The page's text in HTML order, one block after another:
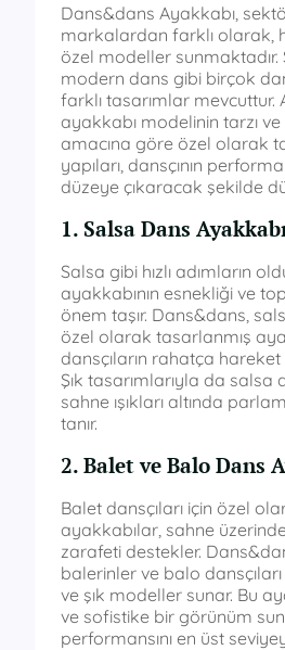
Dans&dans Ayakkabı,
markalardan farklı olarak,
özel modeller sunmaktadır.
modern dans gibi birçok
farklı tasarımlar mevcuttur.
ayakkabı modelinin tarzı ve
amacına göre özel olarak
yapıları, dansçının
düzeye çıkaracak şekilde
1. Salsa Dans
Salsa gibi hızlı adımların
ayakkabının esnekliği ve
önem taşır. Dans&dans,
özel olarak tasarlanmış
dansçıların rahatça
Şık tasarımlarıyla da salsa
sahne ışıkları altında
tanır.
2. Balet ve Balo Dans
Balet dansçıları için özel
ayakkabılar, sahne
zarafeti destekler.
balerinler ve balo
ve şık modeller sunar. Bu
ve sofistike bir görünüm
performansını en üst